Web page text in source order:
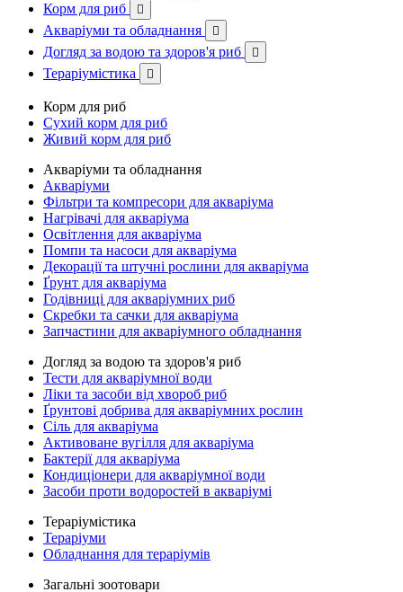
Корм для риб

Акваріуми та обладнання 
Догляд за водою та здоров'я риб 
Тераріумістика 
Корм для риб
Сухий корм для риб
Живий корм для риб
Акваріуми та обладнання
Акваріуми
Фільтри та компресори для акваріума
Нагрівачі для акваріума
Освітлення для акваріума
Помпи та насоси для акваріума
Декорації та штучні рослини для акваріума
Ґрунт для акваріума
Годівниці для акваріумних риб
Скребки та сачки для акваріума
Запчастини для акваріумного обладнання
Догляд за водою та здоров'я риб
Тести для акваріумної води
Ліки та засоби від хвороб риб
Ґрунтові добрива для акваріумних рослин
Сіль для акваріума
Активоване вугілля для акваріума
Бактерії для акваріума
Кондиціонери для акваріумної води
Засоби проти водоростей в акваріумі
Тераріумістика
Тераріуми
Обладнання для тераріумів
Загальні зоотовари